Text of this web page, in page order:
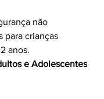
não
para crianças
anos.
e Adolescentes